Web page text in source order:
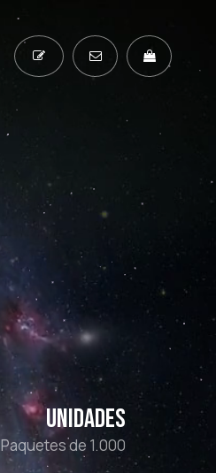
UNIDADES
Paquetes de 1.000